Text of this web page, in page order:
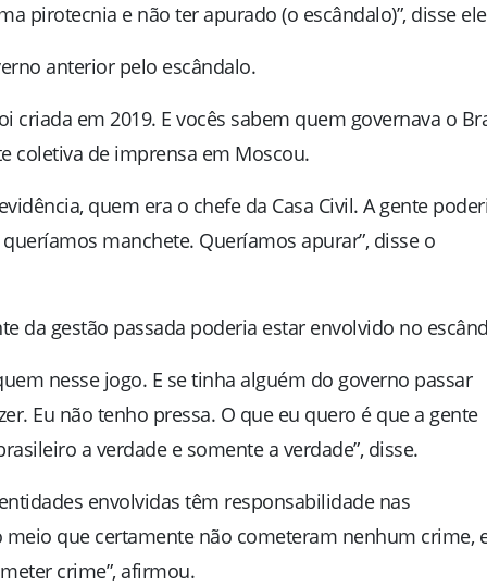
pirotecnia e não ter apurado (o escândalo)”, disse
anterior pelo escândalo.
em 2019. E vocês sabem quem governava o
coletiva de imprensa em Moscou.
quem era o chefe da Casa Civil. A gente
manchete. Queríamos apurar”, disse o
da gestão passada poderia estar envolvido no
nesse jogo. E se tinha alguém do governo passar
Eu não tenho pressa. O que eu quero é que a gente
a verdade e somente a verdade”, disse.
envolvidas têm responsabilidade nas
meio que certamente não cometeram nenhum crime,
crime”, afirmou.